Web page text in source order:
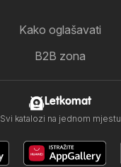
Kako oglašavati
B2B zona
Letkomat
Svi katalozi na jednom mjestu